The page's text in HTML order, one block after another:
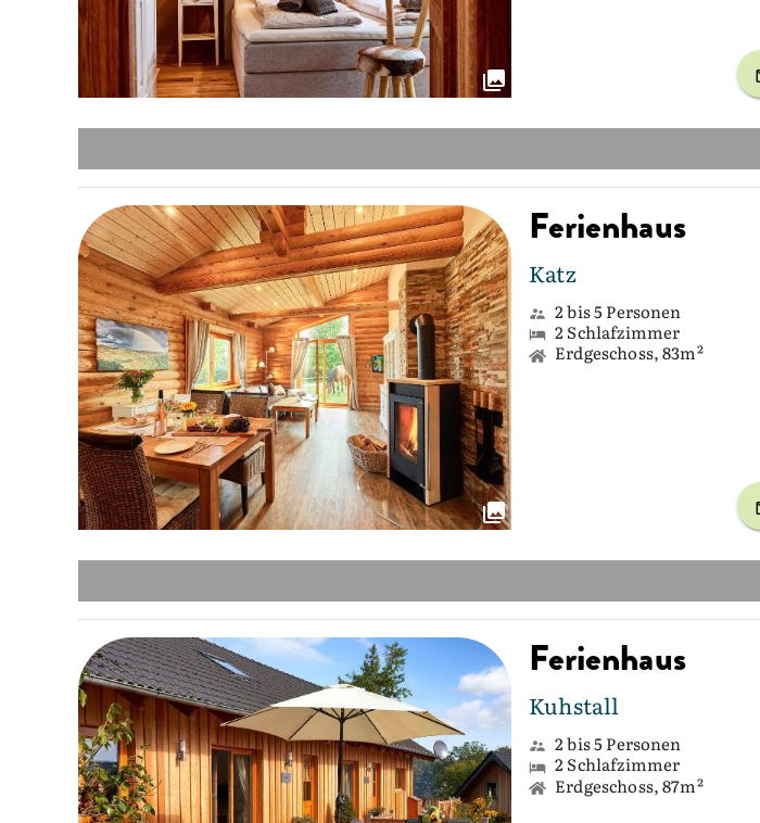
Ferienhaus
Katz
2 bis 5 Personen
2 Schlafzimmer
Erdgeschoss, 83m²
Ferienhaus
Kuhstall
2 bis 5 Personen
2 Schlafzimmer
Erdgeschoss, 87m²